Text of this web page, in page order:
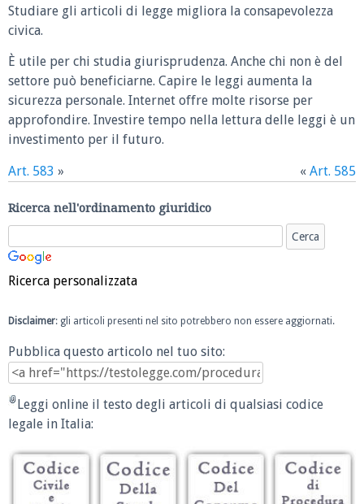
Studiare gli articoli di legge migliora la consapevolezza
civica.
È utile per chi studia giurisprudenza. Anche chi non è del
settore può beneficiarne. Capire le leggi aumenta la
sicurezza personale. Internet offre molte risorse per
approfondire. Investire tempo nella lettura delle leggi è un
investimento per il futuro.
Art. 583 » « Art. 585
Ricerca nell'ordinamento giuridico
Ricerca personalizzata
Disclaimer: gli articoli presenti nel sito potrebbero non essere aggiornati.
Pubblica questo articolo nel tuo sito:
Leggi online il testo degli articoli di qualsiasi codice
legale in Italia: